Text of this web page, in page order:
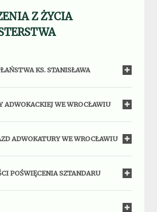
Z ŻYCIA
KS. STANISŁAWA
ADWOKACKIEJ WE WROCŁAWIU
ADWOKATURY WE WROCŁAWIU
POŚWIĘCENIA SZTANDARU